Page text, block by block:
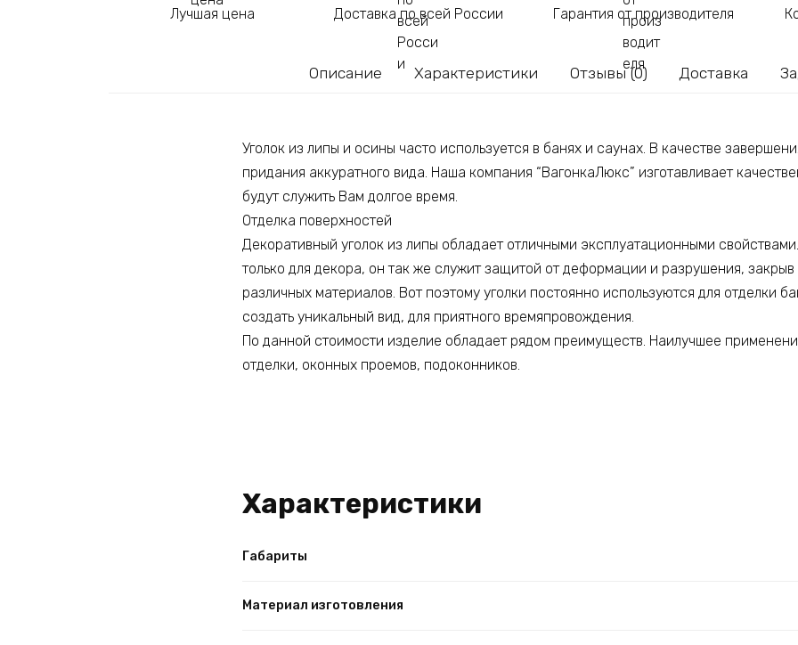
Лучшая цена Доставка по всей России Гарантия от производителя
Описание Характеристики Отзывы (0) Доставка
Уголок из липы и осины часто используется в банях и саунах. В качестве
придания аккуратного вида. Наша компания “ВагонкаЛюкс” изготавливает
будут служить Вам долгое время.
Отделка поверхностей
Декоративный уголок из липы обладает отличными эксплуатационными
только для декора, он так же служит защитой от деформации и разрушения, закрыв
различных материалов. Вот поэтому уголки постоянно используются для отделки
создать уникальный вид, для приятного времяпровождения.
По данной стоимости изделие обладает рядом преимуществ. Наилучшее
отделки, оконных проемов, подоконников.
Характеристики
Габариты
Материал изготовления